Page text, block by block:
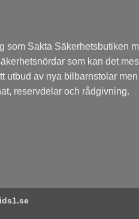
som Sakta Säkerhetsbutiken
som kan det
utbud av nya bilbarnstolar
reservdelar och rådgivning.